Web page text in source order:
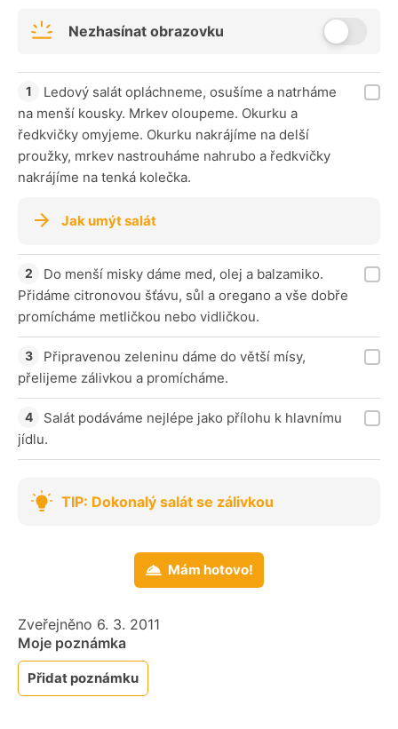
Nezhasínat obrazovku
Ledový salát opláchneme, osušíme a natrháme
na menší kousky. Mrkev oloupeme. Okurku a
ředkvičky omyjeme. Okurku nakrájíme na delší
proužky, mrkev nastrouháme nahrubo a ředkvičky
nakrájíme na tenká kolečka.
Jak umýt salát
Do menší misky dáme med, olej a balzamiko.
Přidáme citronovou šťávu, sůl a oregano a vše dobře
promícháme metličkou nebo vidličkou.
Připravenou zeleninu dáme do větší mísy,
přelijeme zálivkou a promícháme.
Salát podáváme nejlépe jako přílohu k hlavnímu
jídlu.
TIP: Dokonalý salát se zálivkou
Mám hotovo!
Zveřejněno 6. 3. 2011
Moje poznámka
Přidat poznámku